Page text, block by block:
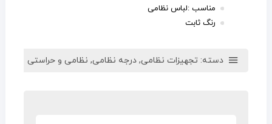
مناسب :لباس نظامی
رنگ ثابت
دسته: تجهیزات نظامی, درجه نظامی, نظامی و حراستی